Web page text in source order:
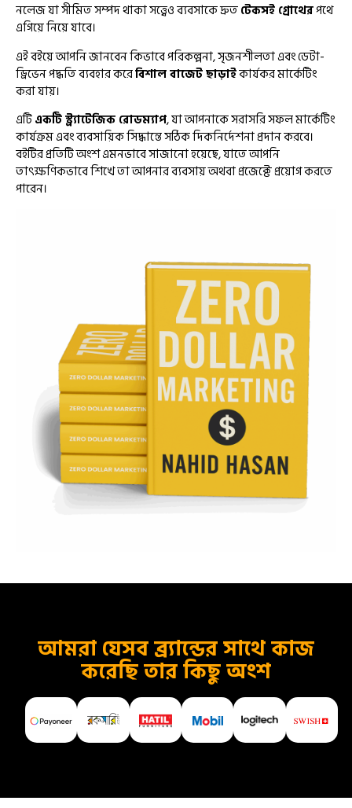
নলেজ যা সীমিত সম্পদ থাকা সত্ত্বেও ব্যবসাকে দ্রুতটেকসই গ্রোথেরপথে
এগিয়ে নিয়ে যাবে।
এই বইয়ে আপনি জানবেন কিভাবে পরিকল্পনা, সৃজনশীলতা এবং ডেটা-
ড্রিভেন পদ্ধতি ব্যবহার করেবিশাল বাজেট ছাড়াইকার্যকর মার্কেটিং
করা যায়।
এটিএকটি স্ট্র্যাটেজিক রোডম্যাপ, যা আপনাকে সরাসরি সফল মার্কেটিং
কার্যক্রম এবং ব্যবসায়িক সিদ্ধান্তে সঠিক দিকনির্দেশনা প্রদান করবে।
বইটির প্রতিটি অংশ এমনভাবে সাজানো হয়েছে, যাতে আপনি
তাৎক্ষণিকভাবে শিখে তা আপনার ব্যবসায় অথবা প্রজেক্টে প্রয়োগ করতে
পারেন।
আমরা যেসব ব্র্যান্ডের সাথে কাজ
করেছি তার কিছু অংশ